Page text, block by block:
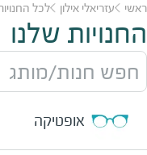
ראשי עזריאלי אילון לכל
החנויות שלנו
חפש חנות/מותג
אופטיקה